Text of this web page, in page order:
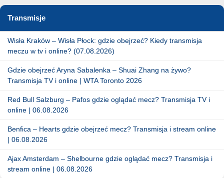
Transmisje
Wisła Kraków – Wisła Płock: gdzie obejrzeć? Kiedy transmisja
meczu w tv i online? (07.08.2026)
Gdzie obejrzeć Aryna Sabalenka – Shuai Zhang na żywo?
Transmisja TV i online | WTA Toronto 2026
Red Bull Salzburg – Pafos gdzie oglądać mecz? Transmisja TV i
online | 06.08.2026
Benfica – Hearts gdzie obejrzeć mecz? Transmisja i stream online
| 06.08.2026
Ajax Amsterdam – Shelbourne gdzie oglądać mecz? Transmisja i
stream online | 06.08.2026